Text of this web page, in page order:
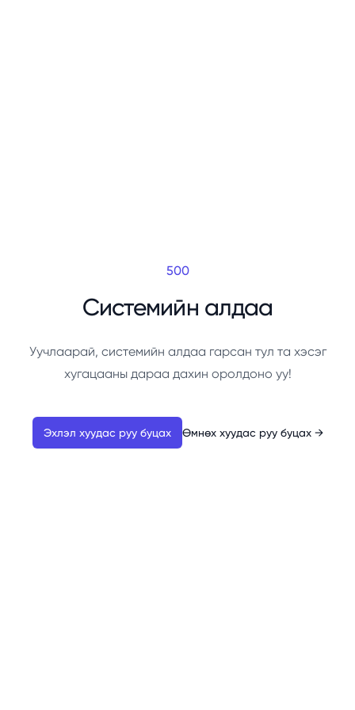
500
Системийн алдаа
Уучлаарай, системийн алдаа гарсан тул та хэсэг
хугацааны дараа дахин оролдоно уу!
Эхлэл хуудас руу буцах Өмнөх хуудас руу буцах →